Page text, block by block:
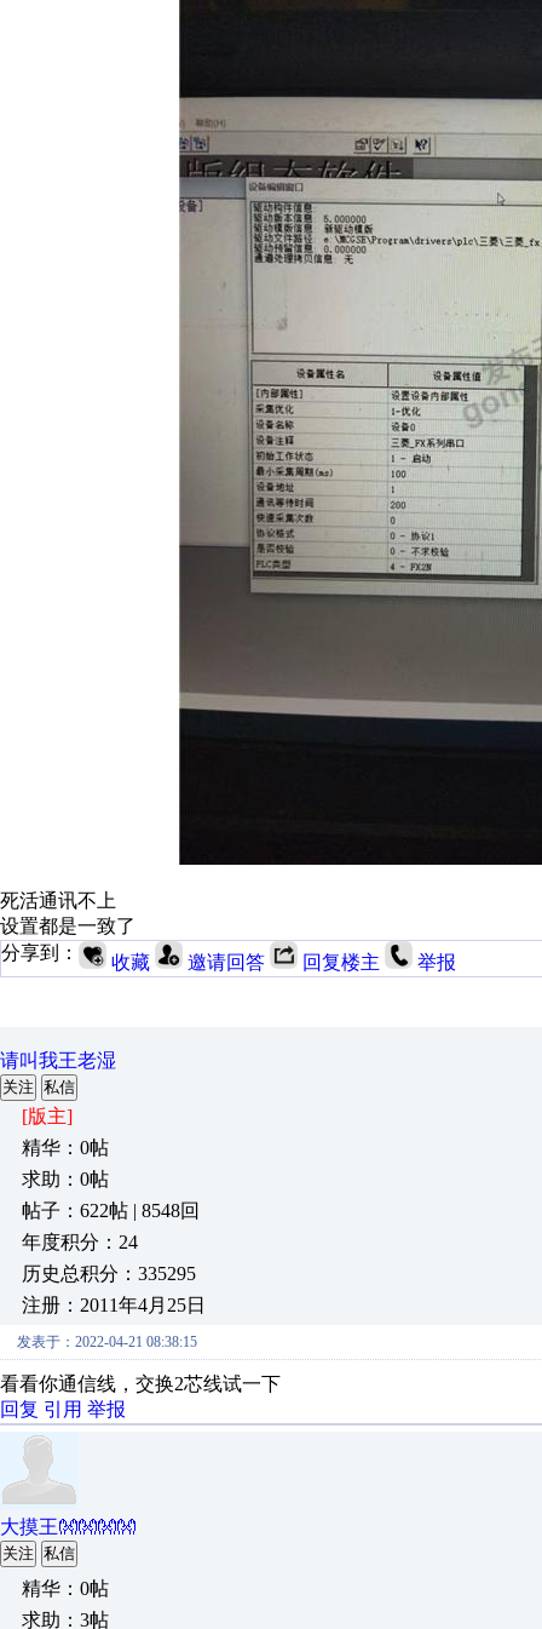
死活通讯不上
设置都是一致了
分享到：
收藏 邀请回答 回复楼主 举报
请叫我王老湿
关注 私信
[版主]
精华：0帖
求助：0帖
帖子：622帖 | 8548回
年度积分：24
历史总积分：335295
注册：2011年4月25日
发表于：2022-04-21 08:38:15
看看你通信线，交换2芯线试一下
回复 引用 举报
大摸王👐👐👐👐
关注 私信
精华：0帖
求助：3帖